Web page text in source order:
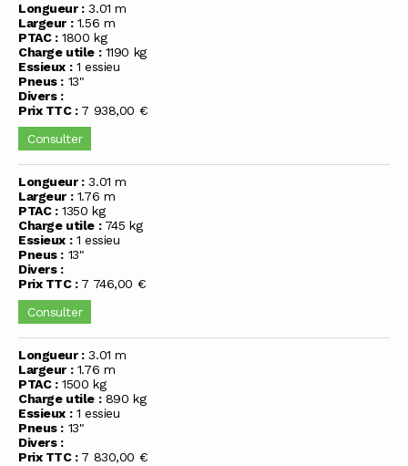
Longueur :3.01 m
Largeur :1.56 m
PTAC :1800 kg
Charge utile :1190 kg
Essieux :1 essieu
Pneus : 13"
Divers :
Prix TTC :7 938,00 €
Consulter
Longueur :3.01 m
Largeur :1.76 m
PTAC :1350 kg
Charge utile :745 kg
Essieux :1 essieu
Pneus : 13"
Divers :
Prix TTC :7 746,00 €
Consulter
Longueur :3.01 m
Largeur :1.76 m
PTAC :1500 kg
Charge utile :890 kg
Essieux :1 essieu
Pneus : 13"
Divers :
Prix TTC :7 830,00 €